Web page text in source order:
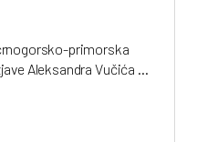
primorska
Aleksandra Vučića o